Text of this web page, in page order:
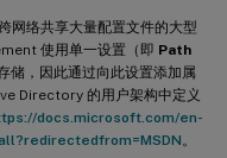
网络共享大量配置文件的大型
使用单一设置（即 Path
储，因此通过向此设置添加属
Directory 的用户架构中定义
docs.microsoft.com/en-
。